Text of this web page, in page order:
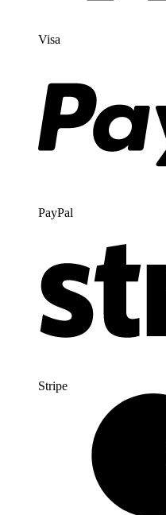
Visa
PayPal
Stripe